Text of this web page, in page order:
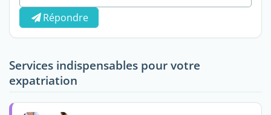
Répondre
Services indispensables pour votre
expatriation